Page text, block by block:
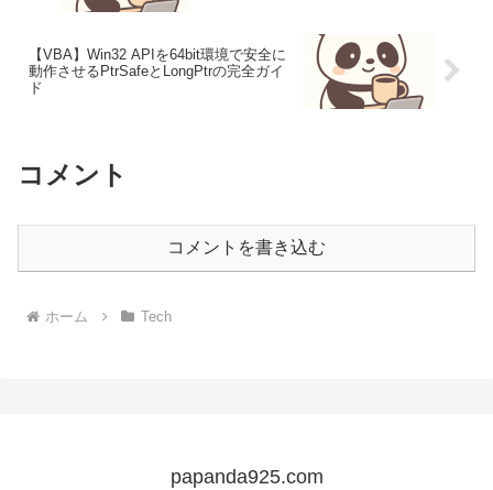
【VBA】Win32 APIを64bit環境で安全に
動作させるPtrSafeとLongPtrの完全ガイ
ド
コメント
コメントを書き込む
ホーム Tech
papanda925.com